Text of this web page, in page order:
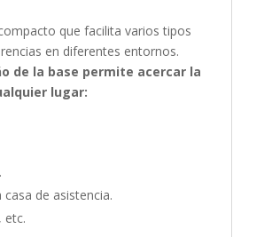
que facilita varios tipos
en diferentes entornos.
de la base permite acercar la
lugar:
casa de asistencia.
etc.